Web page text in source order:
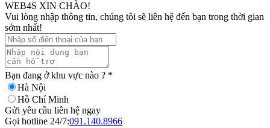
WEB4S XIN CHÀO!
Vui lòng nhập thông tin, chúng tôi sẽ liên hệ đến bạn trong thời gian
sớm nhất!
Bạn đang ở khu vực nào ? *
Hà Nội
Hồ Chí Minh
Gửi yêu cầu liên hệ ngay
Gọi hotline 24/7:091.140.8966